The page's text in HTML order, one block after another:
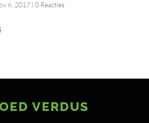
6, 2017| 0 Reacties
VERDUS